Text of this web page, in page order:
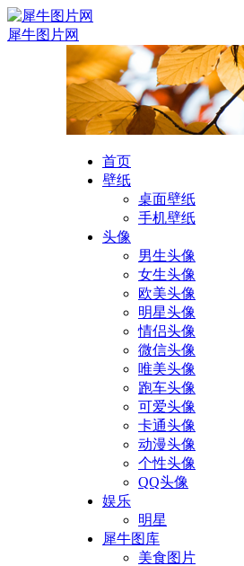
犀牛图片网
首页
壁纸
桌面壁纸
手机壁纸
头像
男生头像
女生头像
欧美头像
明星头像
情侣头像
微信头像
唯美头像
跑车头像
可爱头像
卡通头像
动漫头像
个性头像
QQ头像
娱乐
明星
犀牛图库
美食图片